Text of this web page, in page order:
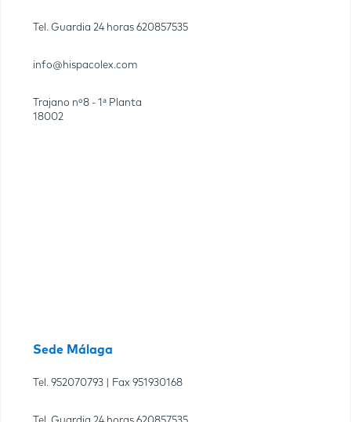
Tel. Guardia 24 horas 620857535
info@hispacolex.com
Trajano nº8 - 1ª Planta
18002
Sede Málaga
Tel. 952070793 | Fax 951930168